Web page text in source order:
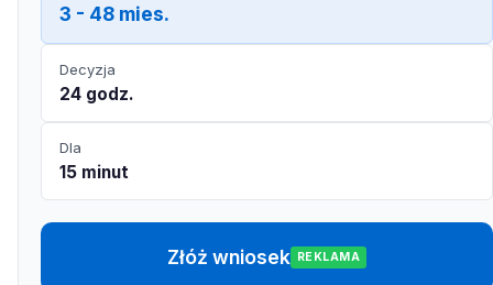
3 - 48 mies.
Decyzja
24 godz.
Dla
15 minut
Złóż wniosek REKLAMA